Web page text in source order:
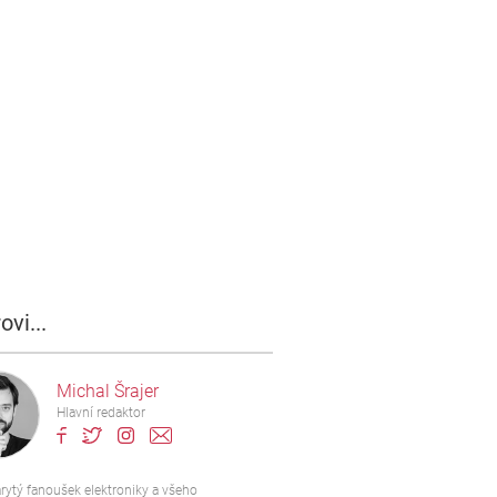
Michal Šrajer
Hlavní redaktor
fanoušek elektroniky a všeho